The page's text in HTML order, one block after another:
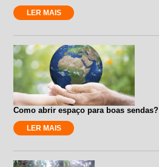
LER MAIS
Como abrir espaço para boas sendas?
LER MAIS